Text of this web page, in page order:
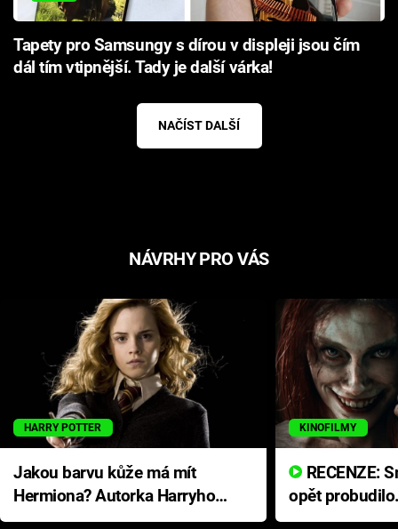
Tapety pro Samsungy s dírou v displeji jsou čím
dál tím vtipnější. Tady je další várka!
NAČÍST DALŠÍ
NÁVRHY PRO VÁS
HARRY POTTER
Jakou barvu kůže má mít
Hermiona? Autorka Harryho
Pottera přišla s ráznou
KINOFILMY
opět
přichází s